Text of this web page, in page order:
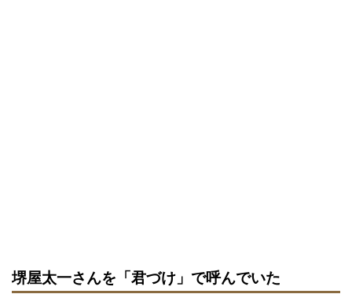
堺屋太一さんを「君づけ」で呼んでいた